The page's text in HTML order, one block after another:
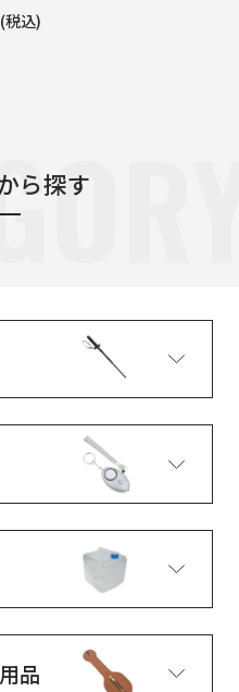
(税込)
ら探す
品